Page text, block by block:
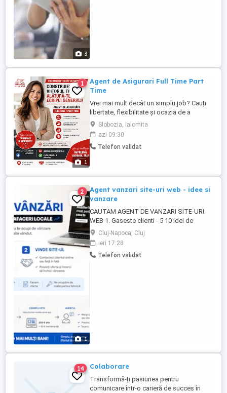
3
1
1
Agent de Asigurari Full Time Part
Time
Vrei mai mult decât un simplu job? Cauți
libertate, flexibilitate și ocazia de a
construi ceva al tău? Alătură-te echipei
Generali și descoperă ce înseamnă cu
adevărat să fii consultant în asigurări. De
ce să alegi această carieră? Pentru că vei
Slobozia, Ialomita
azi 09:30
Telefon validat
1
2
Agent vanzari site-uri web - idee si
vanzare
CAUTAM AGENT DE VANZARI SITE-URI
WEB 1. Gaseste clienti - 5 10 idei de
afaceri mici medii (ex: tamplari, frizerii,
service-uri) - Afaceri fara site sau cu site
slab Avantaj principal: Noi pregatim totul
inainte de pasul 2: site + oferta 2. Vinde
Cluj-Napoca, Cluj
ieri 17:28
Telefon validat
14 Colaborare
Transformă-ți pasiunea pentru
comunicare într-o carieră de succes în